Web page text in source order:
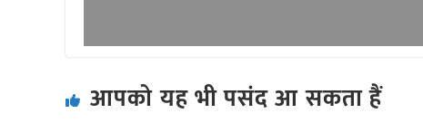
आपको यह भी पसंद आ सकता हैं